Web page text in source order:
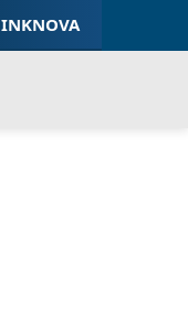
INKNOVA